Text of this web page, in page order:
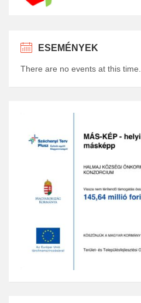
ESEMÉNYEK
There are no events at this time.